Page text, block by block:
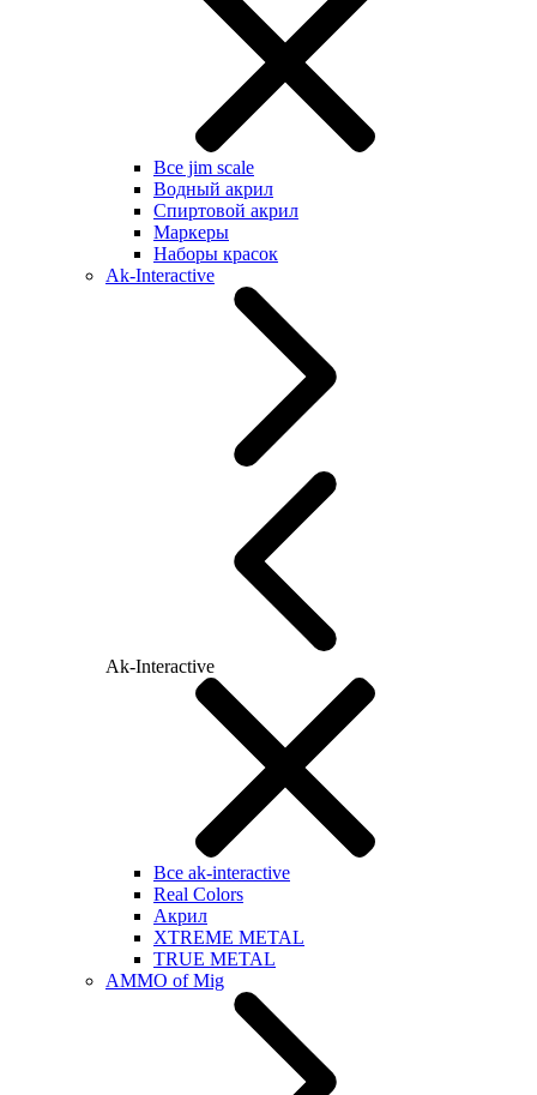
Все jim scale
Водный акрил
Спиртовой акрил
Маркеры
Наборы красок
Ak-Interactive
Ak-Interactive
Все ak-interactive
Real Colors
Акрил
XTREME METAL
TRUE METAL
AMMO of Mig